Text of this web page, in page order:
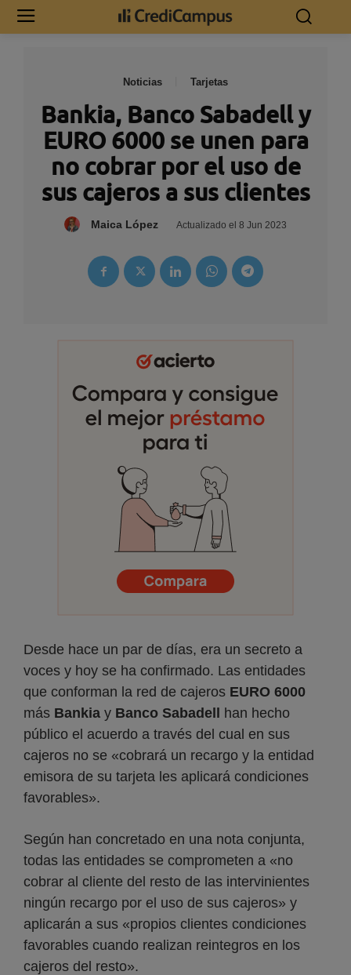
Noticias Tarjetas
Bankia, Banco Sabadell y
EURO 6000 se unen para
no cobrar por el uso de
sus cajeros a sus clientes
Maica López Actualizado el 8 Jun 2023
Desde hace un par de días, era un secreto a
voces y hoy se ha confirmado. Las entidades
que conforman la red de cajeros EURO 6000
más Bankia y Banco Sabadell
han hecho
público el acuerdo a través del cual en sus
cajeros no se «cobrará un recargo y la entidad
emisora de su tarjeta les aplicará condiciones
favorables».
Según han concretado en una nota conjunta,
todas las entidades se comprometen a «no
cobrar al cliente del resto de las intervinientes
ningún recargo por el uso de sus cajeros» y
aplicarán a sus «propios clientes condiciones
favorables cuando realizan reintegros en los
cajeros del resto».